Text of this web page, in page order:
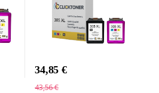
34,85 €
43,56 €